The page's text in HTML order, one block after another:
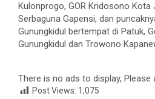
Kulonprogo, GOR Kridosono Kota
Serbaguna Gapensi, dan
Gunungkidul bertempat di Patuk,
Gunungkidul dan Trowono
There is no ads to display, Please
Post Views: 1,075